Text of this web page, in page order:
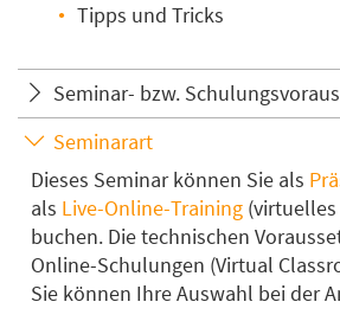
Tipps und Tricks
Seminar- bzw.
Seminarart
Dieses Seminar können Sie als
als Live-Online-Training
buchen. Die technischen
Online-Schulungen (Virtual
Sie können Ihre Auswahl bei der